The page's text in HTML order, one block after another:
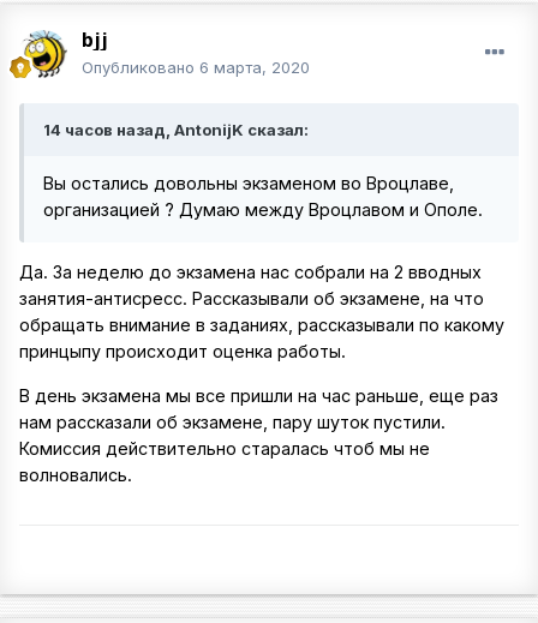
bjj
Опубликовано 6 марта, 2020
14 часов назад, AntonijK сказал:
Вы остались довольны экзаменом во Вроцлаве,
организацией ? Думаю между Вроцлавом и Ополе.
Да. За неделю до экзамена нас собрали на 2 вводных
занятия-антисресс. Рассказывали об экзамене, на что
обращать внимание в заданиях, рассказывали по какому
принцыпу происходит оценка работы.
В день экзамена мы все пришли на час раньше, еще раз
нам рассказали об экзамене, пару шуток пустили.
Комиссия действительно старалась чтоб мы не
волновались.